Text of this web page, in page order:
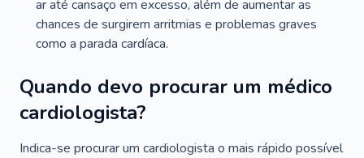
ar até cansaço em excesso, além de aumentar as
chances de surgirem arritmias e problemas graves
como a parada cardíaca.
Quando devo procurar um médico
cardiologista?
Indica-se procurar um cardiologista o mais rápido possível